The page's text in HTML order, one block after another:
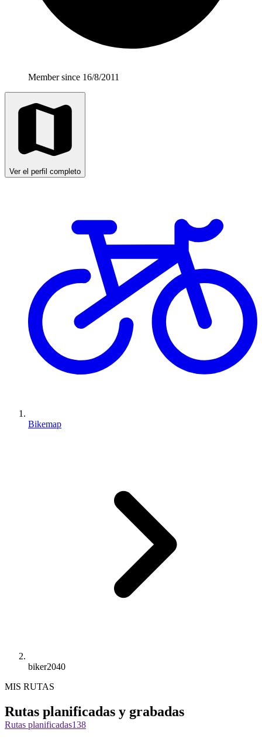
Member since 16/8/2011
Ver el perfil completo
Bikemap
biker2040
MIS RUTAS
Rutas planificadas y grabadas
Rutas planificadas138